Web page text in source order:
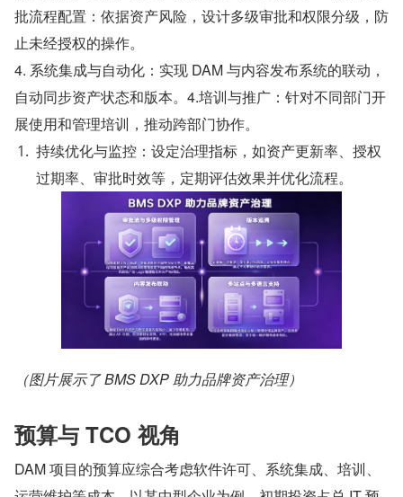
批流程配置：依据资产风险，设计多级审批和权限分级，防
止未经授权的操作。
4. 系统集成与自动化：实现 DAM 与内容发布系统的联动，
自动同步资产状态和版本。4.培训与推广：针对不同部门开
展使用和管理培训，推动跨部门协作。
持续优化与监控：设定治理指标，如资产更新率、授权
过期率、审批时效等，定期评估效果并优化流程。
（图片展示了 BMS DXP 助力品牌资产治理）
预算与 TCO 视角
DAM 项目的预算应综合考虑软件许可、系统集成、培训、